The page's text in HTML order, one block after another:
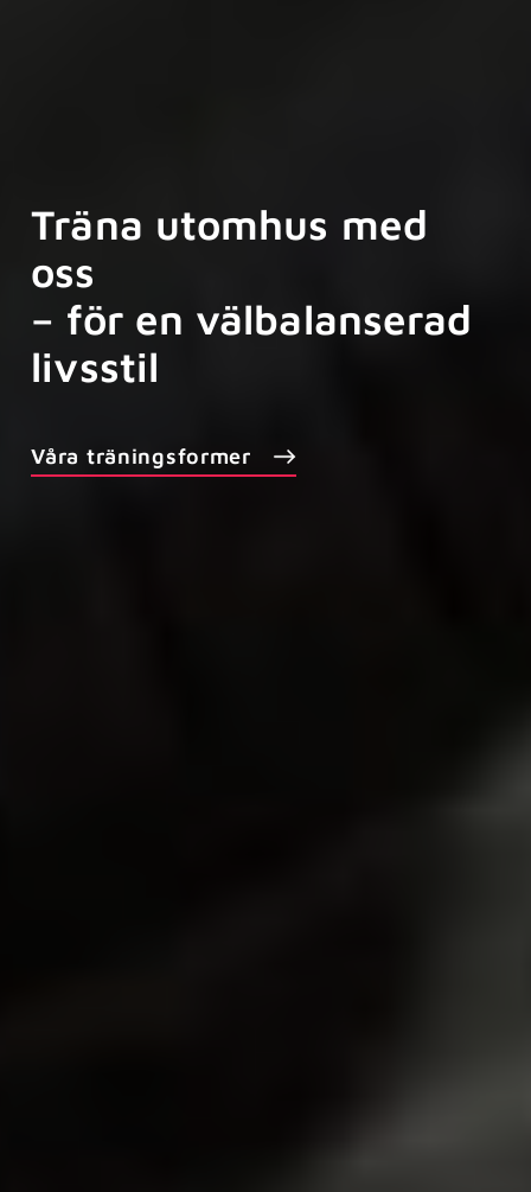
Träna utomhus med
oss
– för en välbalanserad
livsstil
Våra träningsformer